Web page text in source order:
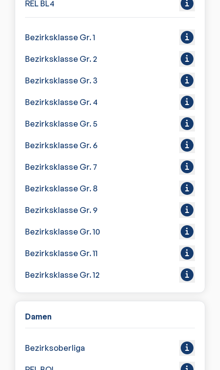
REL BL4
Bezirksklasse Gr. 1
Bezirksklasse Gr. 2
Bezirksklasse Gr. 3
Bezirksklasse Gr. 4
Bezirksklasse Gr. 5
Bezirksklasse Gr. 6
Bezirksklasse Gr. 7
Bezirksklasse Gr. 8
Bezirksklasse Gr. 9
Bezirksklasse Gr. 10
Bezirksklasse Gr. 11
Bezirksklasse Gr. 12
Damen
Bezirksoberliga